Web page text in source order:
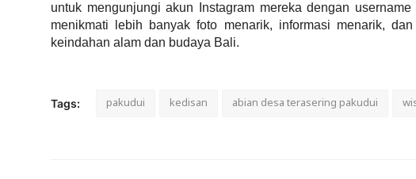
untuk mengunjungi akun Instagram mereka dengan username
menikmati lebih banyak foto menarik, informasi menarik,
keindahan alam dan budaya Bali.
Tags: pakudui kedisan abian desa terasering pakudui